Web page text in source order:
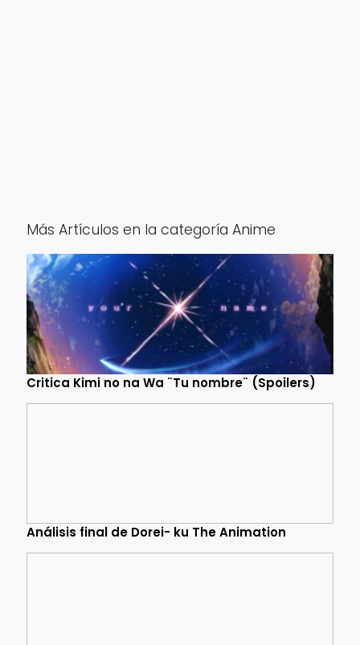
Más Artículos en la categoría Anime
Critica Kimi no na Wa ¨Tu nombre¨ (Spoilers)
Análisis final de Dorei- ku The Animation